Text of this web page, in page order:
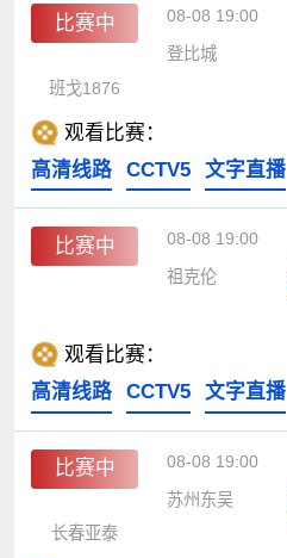
比赛中 08-08 19:00
登比城
班戈1876
观看比赛：
高清线路
CCTV5 文字直播
比赛中 08-08 19:00
祖克伦
观看比赛：
高清线路
CCTV5 文字直播
比赛中 08-08 19:00
苏州东吴
长春亚泰